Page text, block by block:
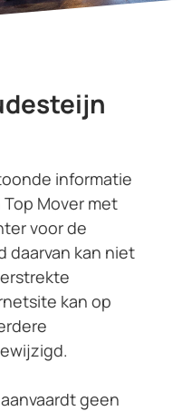
informatie
Mover met
voor de
daarvan kan niet
kan op
geen